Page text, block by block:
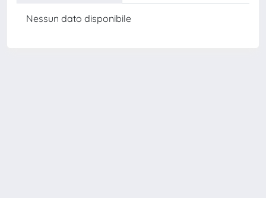
Nessun dato disponibile